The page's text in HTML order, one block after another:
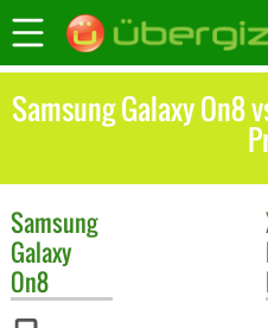
Samsung Galaxy On8
Samsung
Galaxy
On8